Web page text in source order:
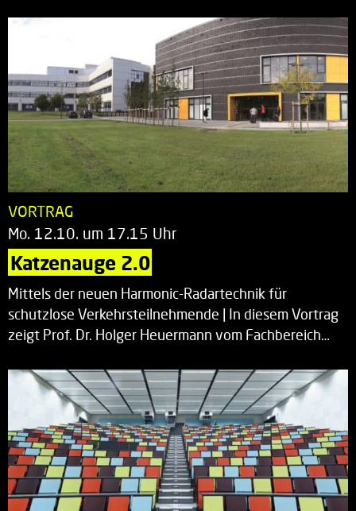
VORTRAG
Mo. 12.10. um 17.15 Uhr
Katzenauge 2.0
Mittels der neuen Harmonic-Radartechnik für
schutzlose Verkehrsteilnehmende | In diesem Vortrag
zeigt Prof. Dr. Holger Heuermann vom Fachbereich…